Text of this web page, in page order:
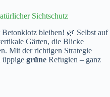
Sichtschutz
bleiben! 🌿 Selbst auf
Gärten, die Blicke
Mit der richtigen Strategie
üppige grüne Refugien – ganz